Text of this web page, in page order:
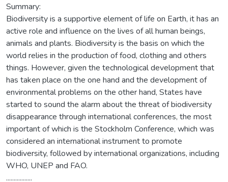
Summary:
Biodiversity is a supportive element of life on Earth, it has an
active role and influence on the lives of all human beings,
animals and plants. Biodiversity is the basis on which the
world relies in the production of food, clothing and others
things. However, given the technological development that
has taken place on the one hand and the development of
environmental problems on the other hand, States have
started to sound the alarm about the threat of biodiversity
disappearance through international conferences, the most
important of which is the Stockholm Conference, which was
considered an international instrument to promote
biodiversity, followed by international organizations, including
WHO, UNEP and FAO.
.................